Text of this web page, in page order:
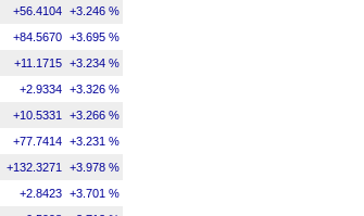
+56.4104 +3.246 %
+84.5670 +3.695 %
+11.1715 +3.234 %
+2.9334 +3.326 %
+10.5331 +3.266 %
+77.7414 +3.231 %
+132.3271 +3.978 %
+2.8423 +3.701 %